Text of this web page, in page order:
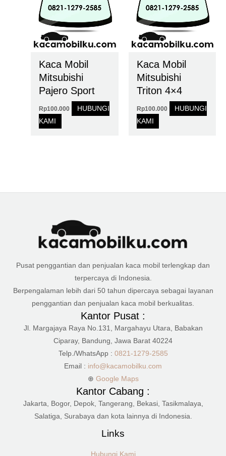
Kaca Mobil
Mitsubishi
Pajero Sport
Rp100.000
HUBUNGI
KAMI
Kaca Mobil
Mitsubishi
Triton 4×4
Rp100.000
HUBUNGI
KAMI
Pusat penggantian dan penjualan kaca mobil terlengkap dan
terpercaya di Indonesia.
Berpengalaman lebih dari 50 tahun dipercaya sebagai layanan
penggantian dan penjualan kaca mobil berkualitas.
Kantor Pusat :
Jl. Margajaya Raya No.131, Margahayu Utara, Babakan
Ciparay, Bandung, Jawa Barat 40224
Telp./WhatsApp : 0821-1279-2585
Email : info@kacamobilku.com
⊕ Google Maps
Kantor Cabang :
Jakarta, Bogor, Depok, Tangerang, Bekasi, Tasikmalaya,
Salatiga, Surabaya dan kota lainnya di Indonesia.
Links
Hubungi Kami